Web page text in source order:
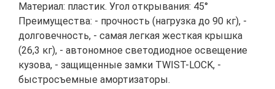
Материал: пластик. Угол открывания: 45°
Преимущества: - прочность (нагрузка до 90 кг), -
долговечность, - самая легкая жесткая крышка
(26,3 кг), - автономное светодиодное освещение
кузова, - защищенные замки TWIST-LOCK, -
быстросъемные амортизаторы.